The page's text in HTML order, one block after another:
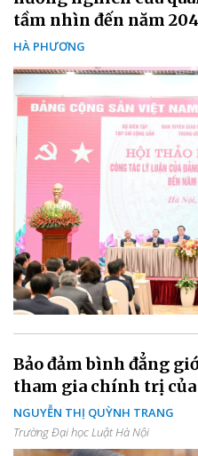
tầm nhìn đến năm
HÀ PHƯƠNG
Bảo đảm bình đẳng
tham gia chính trị
NGUYỄN THỊ QUỲNH TRANG
Trường Đại học Luật Hà Nội